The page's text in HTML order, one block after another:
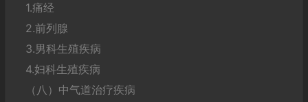
1.痛经
2.前列腺
3.男科生殖疾病
4.妇科生殖疾病
（八）中气道治疗疾病